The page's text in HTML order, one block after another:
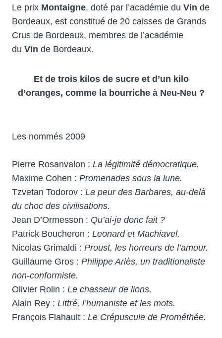
Le prix Montaigne, doté par l’académie du Vin de
Bordeaux, est constitué de 20 caisses de Grands
Crus de Bordeaux, membres de l’académie
du Vin de Bordeaux.
Et de trois kilos de sucre et d’un kilo
d’oranges, comme la bourriche à Neu-Neu ?
Les nommés 2009
Pierre Rosanvalon : La légitimité démocratique.
Maxime Cohen : Promenades sous la lune.
Tzvetan Todorov : La peur des Barbares, au-delà
du choc des civilisations.
Jean D’Ormesson : Qu’ai-je donc fait ?
Patrick Boucheron : Leonard et Machiavel.
Nicolas Grimaldi : Proust, les horreurs de l’amour.
Guillaume Gros : Philippe Ariès, un traditionaliste
non-conformiste.
Olivier Rolin : Le chasseur de lions.
Alain Rey : Littré, l’humaniste et les mots.
François Flahault : Le Crépuscule de Prométhée.